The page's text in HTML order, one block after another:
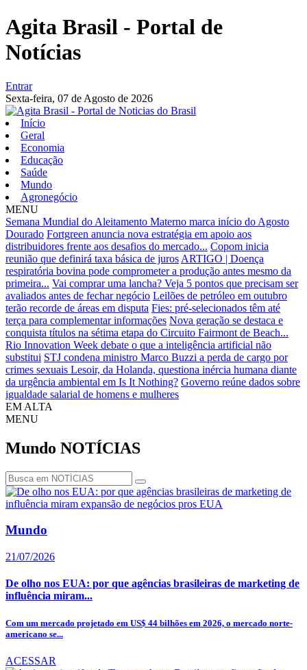
Agita Brasil - Portal de
Notícias
Entrar
Sexta-feira, 07 de Agosto de 2026
Início
Geral
Economia
Educação
Saúde
Mundo
Agronegócio
MENU
Semana Mundial do Aleitamento Materno marca início do Agosto
Dourado Fortgreen anuncia nova estratégia em apoio aos
distribuidores frente aos desafios do mercado... Copom inicia
reunião que definirá taxa básica de juros ARTIGO | Doença
respiratória bovina pode comprometer a produção antes mesmo da
primeira... Vai comprar uma lancha? Veja 5 pontos que precisam ser
avaliados antes de fechar negócio Leilões de petróleo em outubro
terão recorde de áreas em disputa Fies: pré-selecionados têm até
terça para complementar informações Nova geração se destaca e
conquista títulos na sétima etapa do Circuito Fairmont de Beach...
Rio Innovation Week debate o que a inteligência artificial não
substitui STJ condena ministro Marco Buzzi a perda de cargo por
crimes sexuais Lesoir, da Holanda, questiona inércia humana diante
da urgência ambiental em Is It Nothing? Governo reúne dados sobre
igualdade salarial de homens e mulheres
EM ALTA
MENU
Mundo NOTÍCIAS
Mundo
21/07/2026
De olho nos EUA: por que agências brasileiras de marketing de
influência miram...
Com um mercado projetado em US$ 44 bilhões em 2026, o mercado norte-
americano se...
ACESSAR